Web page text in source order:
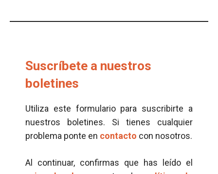
Suscríbete a nuestros
boletines
Utiliza este formulario para suscribirte a
nuestros boletines. Si tienes cualquier
problema ponte en contacto con nosotros.
Al continuar, confirmas que has leído el